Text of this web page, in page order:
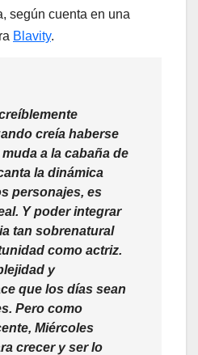
según cuenta en una
Blavity.
creía haberse
a la cabaña de
la dinámica
personajes, es
Y poder integrar
tan sobrenatural
como actriz.
y
que los días sean
Pero como
Miércoles
crecer y ser lo